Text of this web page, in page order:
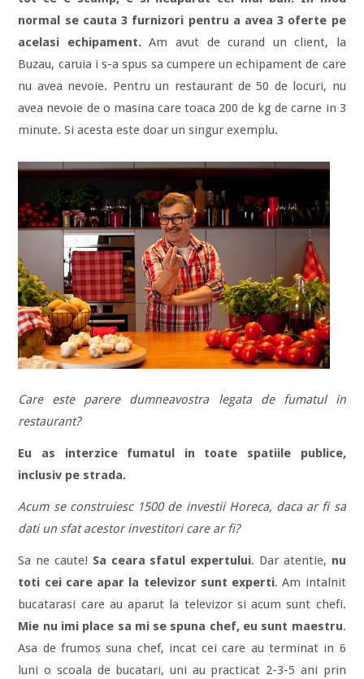
normal se cauta 3 furnizori pentru a avea 3 oferte pe
acelasi echipament.Am avut de curand un client, la
Buzau, caruia i s-a spus sa cumpere un echipament de care
nu avea nevoie. Pentru un restaurant de 50 de locuri, nu
avea nevoie de o masina care toaca 200 de kg de carne in 3
minute. Si acesta este doar un singur exemplu.
Care este parere dumneavostra legata de fumatul in
restaurant?
Eu as interzice fumatul in toate spatiile publice,
inclusiv pe strada.
Acum se construiesc 1500 de investii Horeca, daca ar fi sa
dati un sfat acestor investitori care ar fi?
Sa ne caute! Sa ceara sfatul expertului. Dar atentie, nu
toti cei care apar la televizor sunt experti. Am intalnit
bucatarasi care au aparut la televizor si acum sunt chefi.
Mie nu imi place sa mi se spuna chef, eu sunt maestru.
Asa de frumos suna chef, incat cei care au terminat in 6
luni o scoala de bucatari, uni au practicat 2-3-5 ani prin